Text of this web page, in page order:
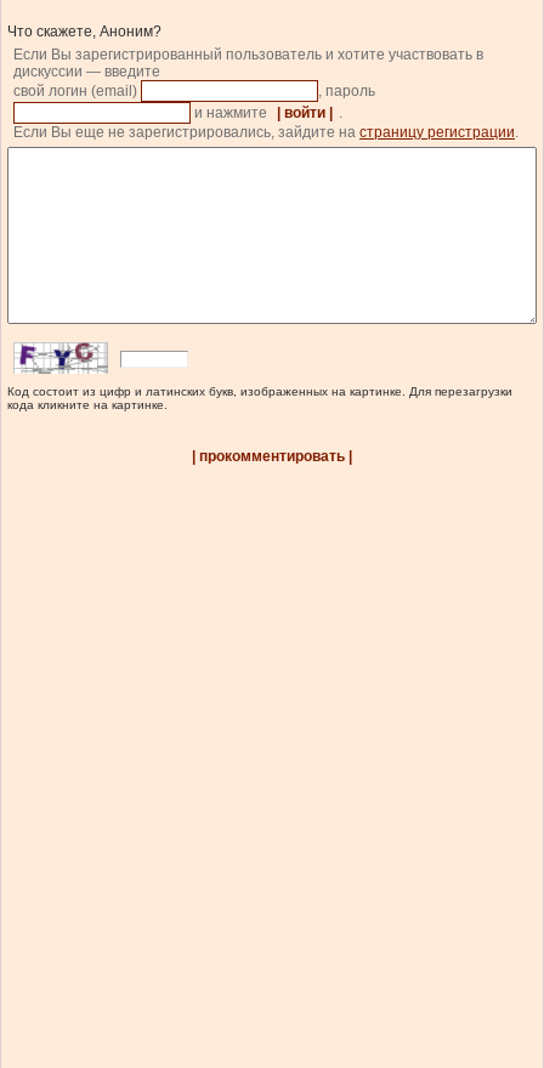
Что скажете, Аноним?
Если Вы зарегистрированный пользователь и хотите участвовать в
дискуссии — введите
свой логин (email)
, пароль
и нажмите
| войти |
.
Если Вы еще не зарегистрировались, зайдите на страницу регистрации.
Код состоит из цифр и латинских букв, изображенных на картинке. Для перезагрузки
кода кликните на картинке.
| прокомментировать |